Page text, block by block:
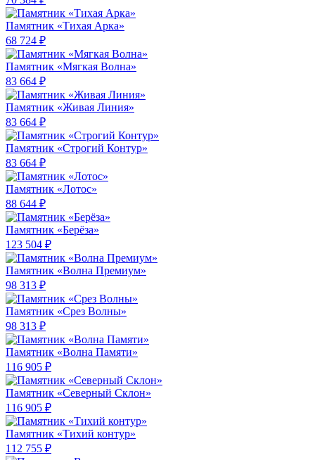
Памятник «Тихая Арка»
68 724 ₽
Памятник «Мягкая Волна»
83 664 ₽
Памятник «Живая Линия»
83 664 ₽
Памятник «Строгий Контур»
83 664 ₽
Памятник «Лотос»
88 644 ₽
Памятник «Берёза»
123 504 ₽
Памятник «Волна Премиум»
98 313 ₽
Памятник «Срез Волны»
98 313 ₽
Памятник «Волна Памяти»
116 905 ₽
Памятник «Северный Склон»
116 905 ₽
Памятник «Тихий контур»
112 755 ₽